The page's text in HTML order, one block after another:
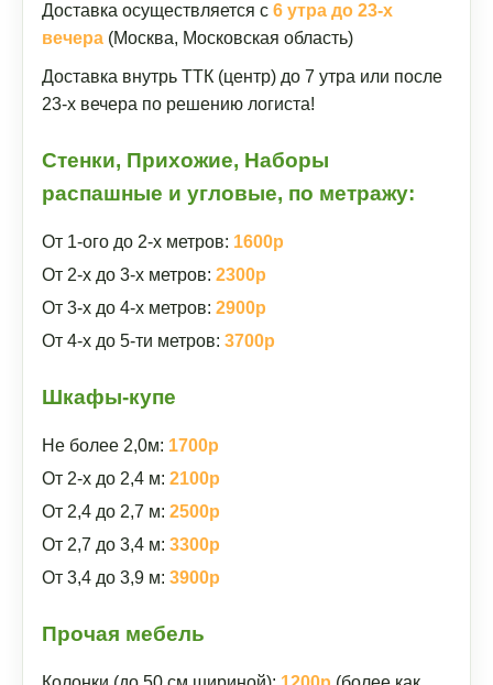
Доставка осуществляется с 6 утра до 23-х
вечера (Москва, Московская область)
Доставка внутрь ТТК (центр) до 7 утра или после
23-х вечера по решению логиста!
Стенки, Прихожие, Наборы
распашные и угловые, по метражу:
От 1-ого до 2-х метров: 1600р
От 2-х до 3-х метров: 2300р
От 3-х до 4-х метров: 2900р
От 4-х до 5-ти метров: 3700р
Шкафы-купе
Не более 2,0м: 1700р
От 2-х до 2,4 м: 2100р
От 2,4 до 2,7 м: 2500р
От 2,7 до 3,4 м: 3300р
От 3,4 до 3,9 м: 3900р
Прочая мебель